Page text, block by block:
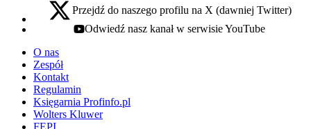
x - otwiera się w nowej karcie
Przejdź do naszego profilu na X (dawniej Twitter)
youtube - otwiera się w nowej karcie
Odwiedź nasz kanał w serwisie YouTube
O nas
Zespół
Kontakt
Regulamin
Księgarnia Profinfo.pl
Wolters Kluwer
FEPI